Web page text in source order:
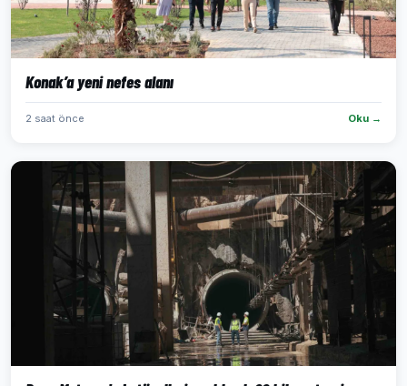
Konak’a yeni nefes alanı
2 saat önce Oku →